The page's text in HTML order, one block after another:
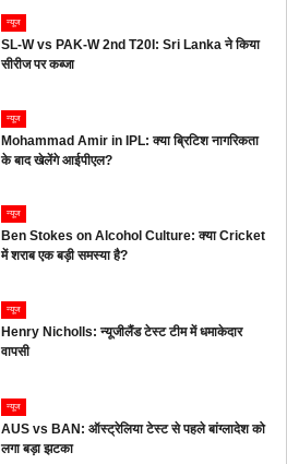
न्यूज
SL-W vs PAK-W 2nd T20I: Sri Lanka ने किया
सीरीज पर कब्जा
न्यूज
Mohammad Amir in IPL: क्या ब्रिटिश नागरिकता
के बाद खेलेंगे आईपीएल?
न्यूज
Ben Stokes on Alcohol Culture: क्या Cricket
में शराब एक बड़ी समस्या है?
न्यूज
Henry Nicholls: न्यूजीलैंड टेस्ट टीम में धमाकेदार
वापसी
न्यूज
AUS vs BAN: ऑस्ट्रेलिया टेस्ट से पहले बांग्लादेश को
लगा बड़ा झटका